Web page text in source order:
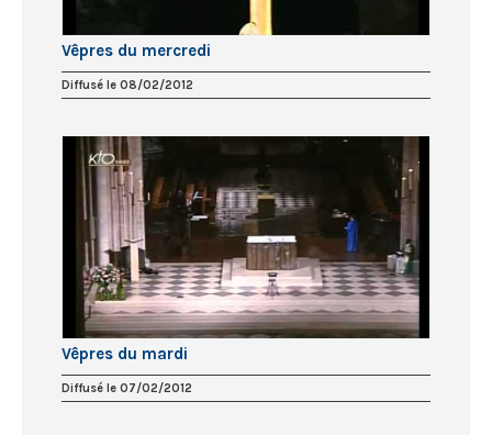
Vêpres du mercredi
Diffusé le 08/02/2012
Vêpres du mardi
Diffusé le 07/02/2012